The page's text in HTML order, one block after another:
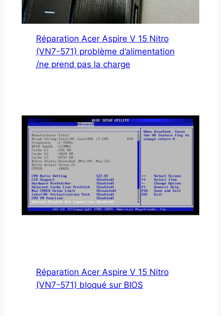
Réparation Acer Aspire V 15 Nitro
(VN7-571) problème d’alimentation
/ne prend pas la charge
Réparation Acer Aspire V 15 Nitro
(VN7-571) bloqué sur BIOS